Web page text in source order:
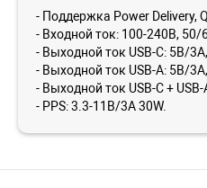
- Поддержка Power Delivery,
- Входной ток: 100-240В, 50/
- Выходной ток USB-C: 5В/
- Выходной ток USB-A: 5В/
- Выходной ток USB-C + USB-
- PPS: 3.3-11В/3А 30W.